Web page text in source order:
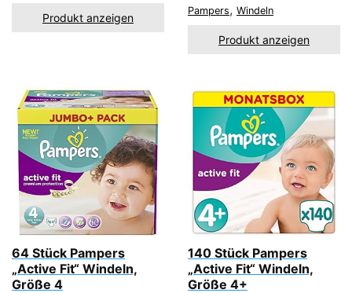
Produkt anzeigen
Pampers, Windeln
Produkt anzeigen
64 Stück Pampers
„Active Fit“ Windeln,
Größe 4
140 Stück Pampers
„Active Fit“ Windeln,
Größe 4+